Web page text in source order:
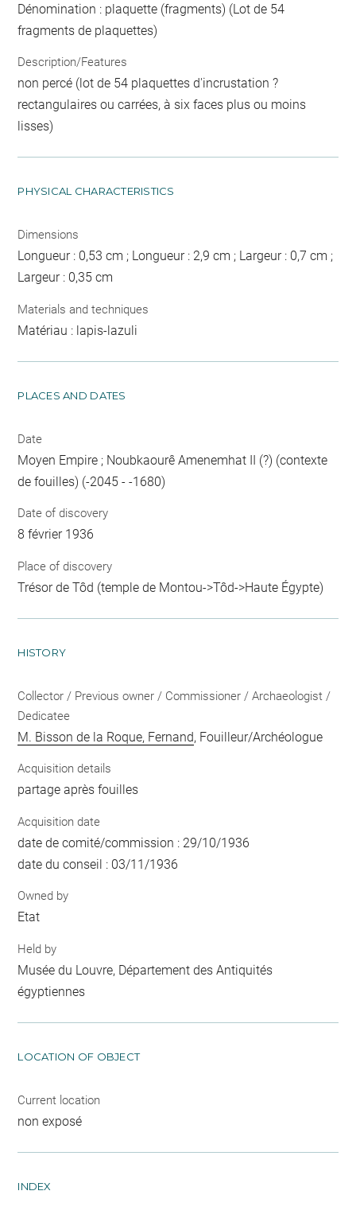
Dénomination : plaquette (fragments) (Lot de 54
fragments de plaquettes)
Description/Features
non percé (lot de 54 plaquettes d'incrustation ?
rectangulaires ou carrées, à six faces plus ou moins
lisses)
PHYSICAL CHARACTERISTICS
Dimensions
Longueur : 0,53 cm ; Longueur : 2,9 cm ; Largeur : 0,7 cm ;
Largeur : 0,35 cm
Materials and techniques
Matériau : lapis-lazuli
PLACES AND DATES
Date
Moyen Empire ; Noubkaourê Amenemhat II (?) (contexte
de fouilles) (-2045 - -1680)
Date of discovery
8 février 1936
Place of discovery
Trésor de Tôd (temple de Montou->Tôd->Haute Égypte)
HISTORY
Collector / Previous owner / Commissioner / Archaeologist /
Dedicatee
M. Bisson de la Roque, Fernand, Fouilleur/Archéologue
Acquisition details
partage après fouilles
Acquisition date
date de comité/commission : 29/10/1936
date du conseil : 03/11/1936
Owned by
Etat
Held by
Musée du Louvre, Département des Antiquités
égyptiennes
LOCATION OF OBJECT
Current location
non exposé
INDEX